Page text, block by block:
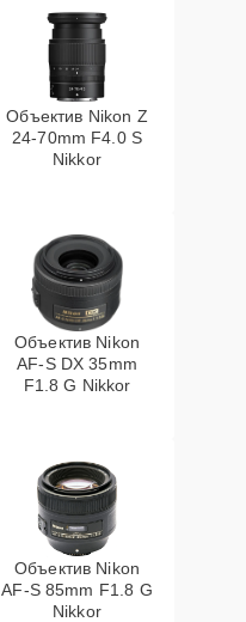
Объектив Nikon Z
24-70mm F4.0 S
Nikkor
Объектив Nikon
AF-S DX 35mm
F1.8 G Nikkor
Объектив Nikon
AF-S 85mm F1.8 G
Nikkor